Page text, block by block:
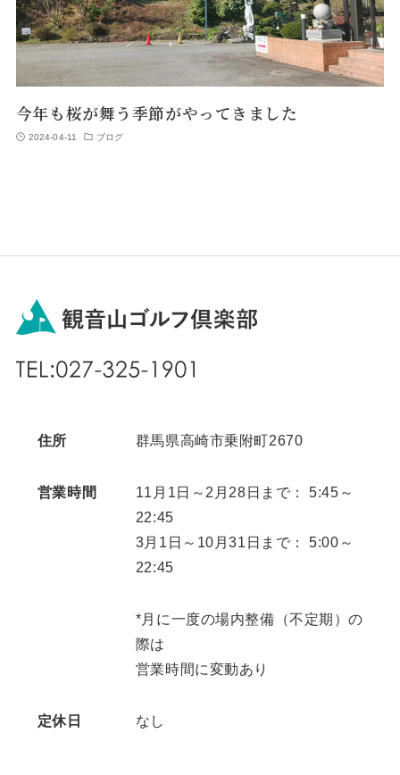
今年も桜が舞う季節がやってきました
2024-04-11 ブログ
住所 群馬県高崎市乗附町2670
営業時間
11月1日～2月28日まで： 5:45～
22:45
3月1日～10月31日まで： 5:00～
22:45
*月に一度の場内整備（不定期）の
際は
営業時間に変動あり
定休日 なし